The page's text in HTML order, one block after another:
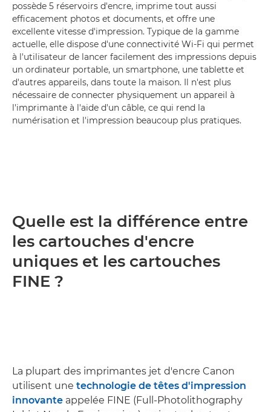
possède 5 réservoirs d'encre, imprime tout aussi
efficacement photos et documents, et offre une
excellente vitesse d'impression. Typique de la gamme
actuelle, elle dispose d'une connectivité Wi-Fi qui permet
à l'utilisateur de lancer facilement des impressions depuis
un ordinateur portable, un smartphone, une tablette et
d'autres appareils, dans toute la maison. Il n'est plus
nécessaire de connecter physiquement un appareil à
l'imprimante à l'aide d'un câble, ce qui rend la
numérisation et l'impression beaucoup plus pratiques.
Quelle est la différence entre
les cartouches d'encre
uniques et les cartouches
FINE ?
La plupart des imprimantes jet d'encre Canon
utilisent une technologie de têtes d'impression
innovante appelée FINE (Full-Photolithography